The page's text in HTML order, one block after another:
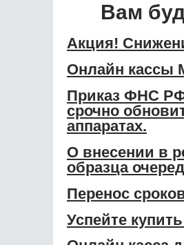
Вам
Акция!
Онлайн кассы
Приказ ФНС
срочно
аппаратах.
О внесении в
образца
Перенос
Успейте